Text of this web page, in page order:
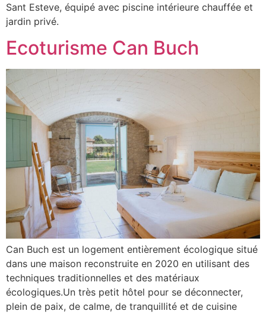
Sant Esteve, équipé avec piscine intérieure chauffée et
jardin privé.
Ecoturisme Can Buch
Can Buch est un logement entièrement écologique situé
dans une maison reconstruite en 2020 en utilisant des
techniques traditionnelles et des matériaux
écologiques.Un très petit hôtel pour se déconnecter,
plein de paix, de calme, de tranquillité et de cuisine